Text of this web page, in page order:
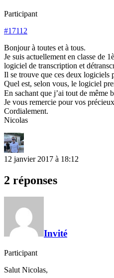
Participant
#17112
Bonjour à toutes et à tous.
Je suis actuellement en classe de
logiciel de transcription et
Il se trouve que ces deux
Quel est, selon vous, le logiciel
En sachant que j’ai tout de même
Je vous remercie pour vos
Cordialement.
Nicolas
12 janvier 2017 à 18:12
2 réponses
Invité
Participant
Salut Nicolas,